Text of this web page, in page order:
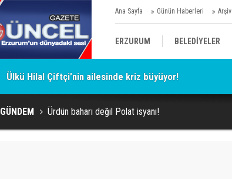
Ana Sayfa Günün Haberleri Arşiv
ERZURUM BELEDİYELER
SİYASET
KÜLTÜR/SANAT//MAĞAZİN
Ülkü Hilal Çiftçi’nin ailesinde kriz büyüyor!
GÜNDEM Ürdün baharı değil Polat isyanı!